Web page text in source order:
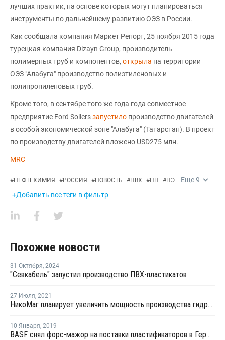
лучших практик, на основе которых могут планироваться
инструменты по дальнейшему развитию ОЭЗ в России.
Как сообщала компания Маркет Репорт, 25 ноября 2015 года
турецкая компания Dizayn Group, производитель
полимерных труб и компонентов, открыла на территории
ОЭЗ "Алабуга" производство полиэтиленовых и
полипропиленовых труб.
Кроме того, в сентябре того же года года совместное
предприятие Ford Sollersзапустило производство двигателей
в особой экономической зоне "Алабуга" (Татарстан). В проект
по производству двигателей вложено USD275 млн.
MRC
#НЕФТЕХИМИЯ #РОССИЯ #НОВОСТЬ #ПВХ #ПП #ПЭ Еще9
+Добавить все теги в фильтр
Похожие новости
31 Октября, 2024
"Севкабель" запустил производство ПВХ-пластикатов
27 Июля, 2021
НикоМаг планирует увеличить мощность производства гидроксида магния
10 Января, 2019
BASF снял форс-мажор на поставки пластификаторов в Германии